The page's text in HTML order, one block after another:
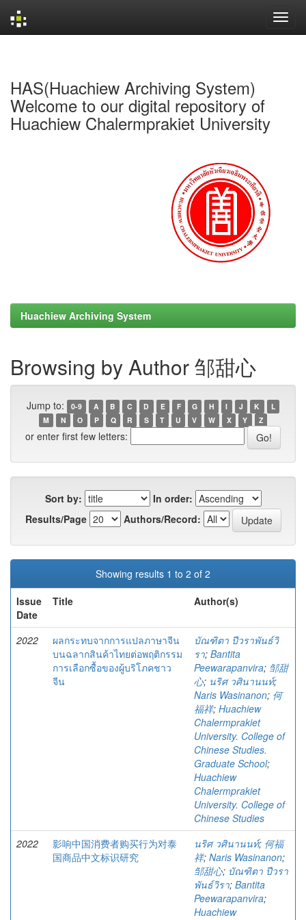
HAS(Huachiew Archiving System)
Welcome to our digital repository of
Huachiew Chalermprakiet University
Huachiew Archiving System
Browsing by Author 邹甜心
Jump to: 0-9 A B C D E F G H I J K
L
M
N O P Q R S T U V W X Y Z
or enter first few letters:
Sort by:
In order:
Results/Page
Authors/Record:
Showing results 1 to 2 of 2
Issue
Date
Title Author(s)
2022
ผลกระทบจากการแปลภาษาจีน
บนฉลากสินค้าไทยต่อพฤติกรรม
การเลือกซื้อของผู้บริโภคชาว
จีน
บัณฑิตา ปีวราพันธ์วิ
รา; Bantita
Peewarapanvira; 邹甜
心; นริศ วศินานนท์;
Naris Wasinanon; 何
福祥; Huachiew
Chalermprakiet
University. College of
Chinese Studies.
Graduate School;
Huachiew
Chalermprakiet
University. College of
Chinese Studies
2022
影响中国消费者购买行为对泰
国商品中文标识研究
นริศ วศินานนท์; 何福
祥; Naris Wasinanon;
邹甜心; บัณฑิตา ปีวรา
พันธ์วิรา; Bantita
Peewarapanvira;
Huachiew